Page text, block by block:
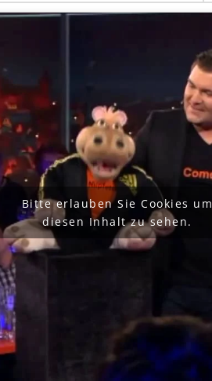
Bitte erlauben Sie Cookies um
diesen Inhalt zu sehen.